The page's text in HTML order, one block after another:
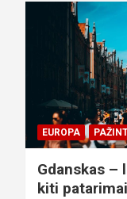
EUROPA
Gdanskas –
kiti patarimai